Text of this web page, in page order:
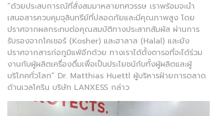
“ด้วยประสบการณ์ที่สั่งสมมาหลายทศวรรษ เราพร้อมจะนำ
เสนอสารควบคุมจุลินทรีย์ที่ปลอดภัยและมีคุณภาพสูง โดย
ปราศจากผลกระทบต่อคุณสมบัติทางประสาทสัมผัส ผ่านการ
รับรองจากโคเชอร์ (Kosher) และฮาลาล (Halal) และยัง
ปราศจากสารก่อภูมิแพ้อีกด้วย ทางเราได้ตั้งตารอที่จะได้ร่วม
งานกับผู้ผลิตเครื่องดื่มเพื่อเป็นประโยชน์กับทั้งผู้ผลิตและผู้
บริโภคทั่วโลก” Dr. Matthias Huettl ผู้บริหารฝ่ายการตลาด
ด้านเวลโคริน บริษัท LANXESS กล่าว